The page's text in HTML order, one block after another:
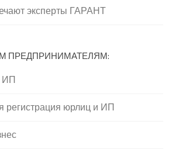
эксперты ГАРАНТ
ПРЕДПРИНИМАТЕЛЯМ:
ИП
регистрация юрлиц и ИП